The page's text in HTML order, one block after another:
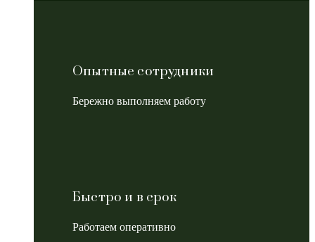
Опытные сотрудники
Бережно выполняем работу
Быстро и в срок
Работаем оперативно